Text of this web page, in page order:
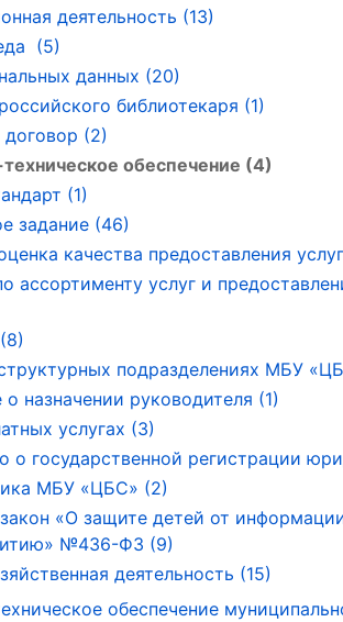
деятельность (13)
(5)
данных (20)
библиотекаря (1)
(2)
обеспечение (4)
(1)
задание (46)
качества предоставления
ассортименту услуг и
подразделениях МБУ
назначении руководителя (1)
услугах (3)
о государственной регистрации
МБУ «ЦБС» (2)
«О защите детей от
№436-ФЗ (9)
деятельность (15)
обеспечение